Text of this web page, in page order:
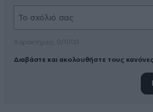
Διαβάστε και ακολουθήστε τους